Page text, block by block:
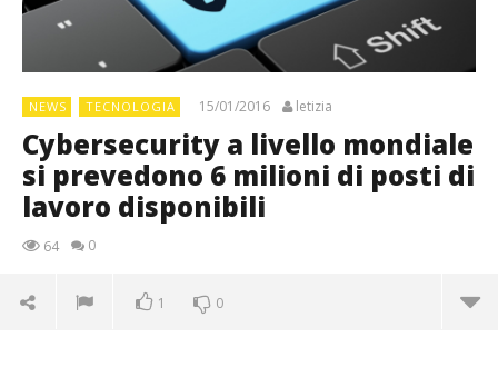
NEWS TECNOLOGIA 15/01/2016 letizia
Cybersecurity a livello mondiale
si prevedono 6 milioni di posti di
lavoro disponibili
64 0
1 0